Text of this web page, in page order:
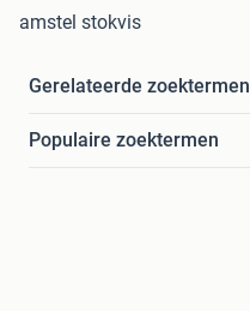
amstel stokvis
Gerelateerde zoektermen
Populaire zoektermen